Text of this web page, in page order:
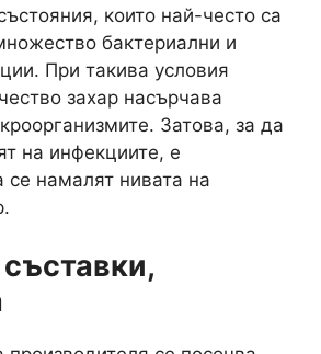
които най-често са
бактериални и
При такива условия
захар насърчава
Затова, за да
на инфекциите, е
намалят нивата на